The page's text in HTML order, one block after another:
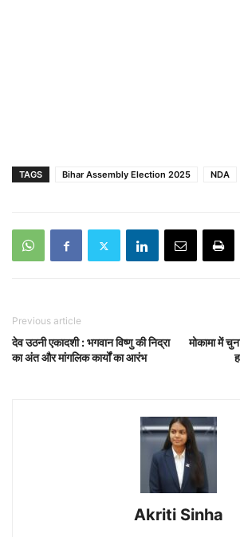
TAGS Bihar Assembly Election 2025 NDA
Previous article
देव उठनी एकादशी : भगवान विष्णु की निद्रा
का अंत और मांगलिक कार्यों का आरंभ
मोकामा में
Akriti Sinha